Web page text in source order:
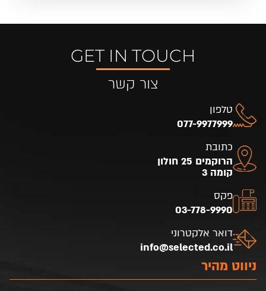
GET IN TOUCH
צור קשר
ניווט מהיר
טלפון
077-9977999
כתובת
הרוקמים 25 חולון
קומה 3
פקס
03-778-9990
דואר אלקטרוני
info@selected.co.il